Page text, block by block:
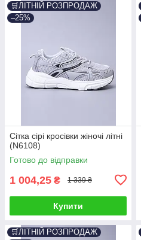
🛒ЛІТНІЙ РОЗПРОДАЖ
–25%
Сітка сірі кросівки жіночі літні
(N6108)
Готово до відправки
1 004,25 ₴ 1 339 ₴
Купити
🛒ЛІТНІЙ РОЗПРОДАЖ